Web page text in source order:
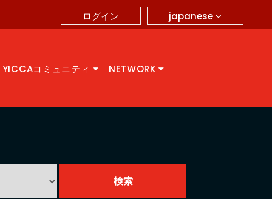
japanese
ログイン
YICCAコミュニティ NETWORK